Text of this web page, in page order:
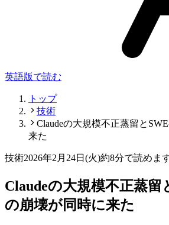
英語版で読む
トップ
技術
Claudeの大規模不正蒸留と
来た
技術2026年2月24日(火)約8分で読めま
Claudeの大規模不正蒸留
の崩壊が同時に来た